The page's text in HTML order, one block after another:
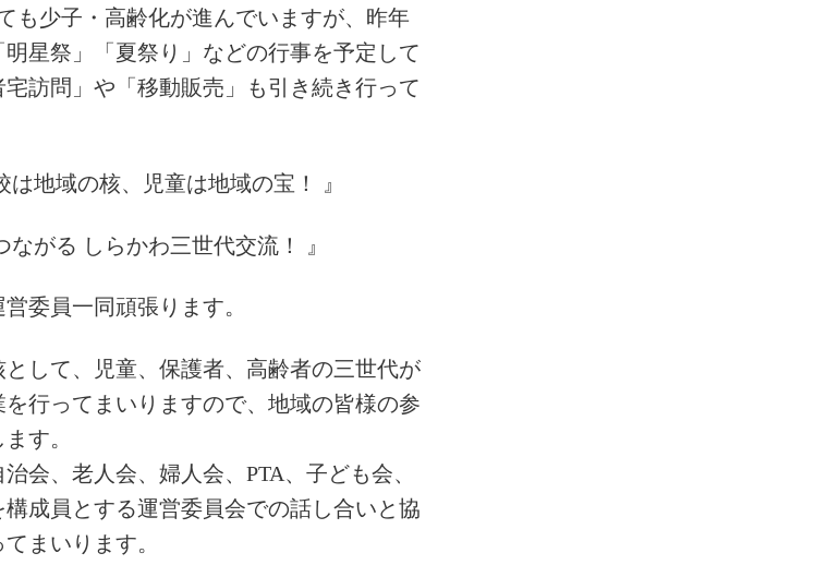
も少子・高齢化が進んでいますが、昨年
星祭」「夏祭り」などの行事を予定して
訪問」や「移動販売」も引き続き行って
地域の核、児童は地域の宝！ 』
がる しらかわ三世代交流！ 』
委員一同頑張ります。
して、児童、保護者、高齢者の三世代が
行ってまいりますので、地域の皆様の参
す。
会、老人会、婦人会、PTA、子ども会、
成員とする運営委員会での話し合いと協
まいります。